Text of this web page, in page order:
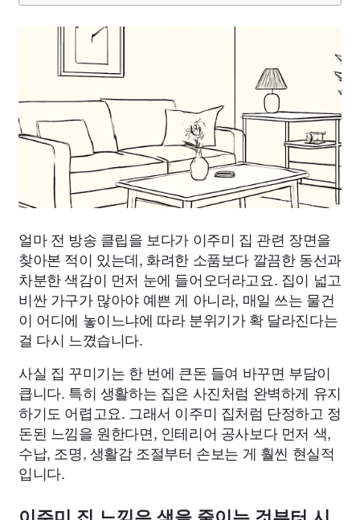
얼마 전 방송 클립을 보다가 이주미 집 관련 장면을
찾아본 적이 있는데, 화려한 소품보다 깔끔한 동선과
차분한 색감이 먼저 눈에 들어오더라고요. 집이 넓고
비싼 가구가 많아야 예쁜 게 아니라, 매일 쓰는 물건
이 어디에 놓이느냐에 따라 분위기가 확 달라진다는
걸 다시 느꼈습니다.
사실 집 꾸미기는 한 번에 큰돈 들여 바꾸면 부담이
큽니다. 특히 생활하는 집은 사진처럼 완벽하게 유지
하기도 어렵고요. 그래서 이주미 집처럼 단정하고 정
돈된 느낌을 원한다면, 인테리어 공사보다 먼저 색,
수납, 조명, 생활감 조절부터 손보는 게 훨씬 현실적
입니다.